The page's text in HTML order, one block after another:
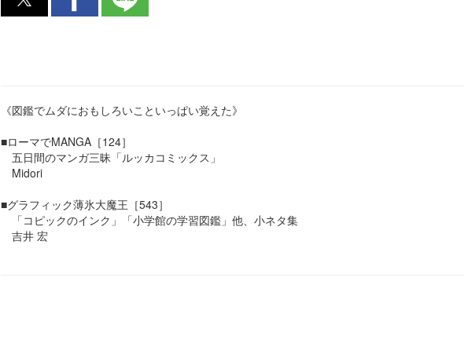
《図鑑でムダにおもしろいこといっぱい覚えた》
■ローマでMANGA［124］
五日間のマンガ三昧「ルッカコミックス」
Midori
■グラフィック薄氷大魔王［543］
「コピックのインク」「小学館の学習図鑑」他、小ネタ集
吉井 宏